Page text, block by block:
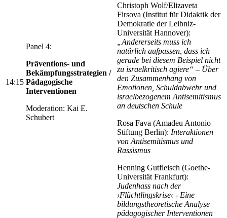
14:15
Panel 4:
Präventions- und
Bekämpfungsstrategien /
Pädagogische
Interventionen
Moderation: Kai E.
Schubert
Christoph Wolf/Elizaveta
Firsova (Institut für Didaktik der
Demokratie der Leibniz-
Universität Hannover):
„Andererseits muss ich
natürlich aufpassen, dass ich
gerade bei diesem Beispiel nicht
zu israelkritisch agiere“ – Über
den Zusammenhang von
Emotionen, Schuldabwehr und
israelbezogenem Antisemitismus
an deutschen Schule
Rosa Fava (Amadeu Antonio
Stiftung Berlin): Interaktionen
von Antisemitismus und
Rassismus
Henning Gutfleisch (Goethe-
Universität Frankfurt):
Judenhass nach der
›Flüchtlingskrise‹ - Eine
bildungstheoretische Analyse
pädagogischer Interventionen